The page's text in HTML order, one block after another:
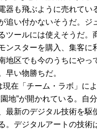
器も飛ぶように売れてい
追い付かないそうだ。ジ
ツールには使えそうだ。
ンスターを購入、集客に
地区でも今のうちにやっ
早い物勝ちだ。
在「チーム・ラボ」に
地”が開かれている。自
最新のデジタル技術を駆
。デジタルアートの技術